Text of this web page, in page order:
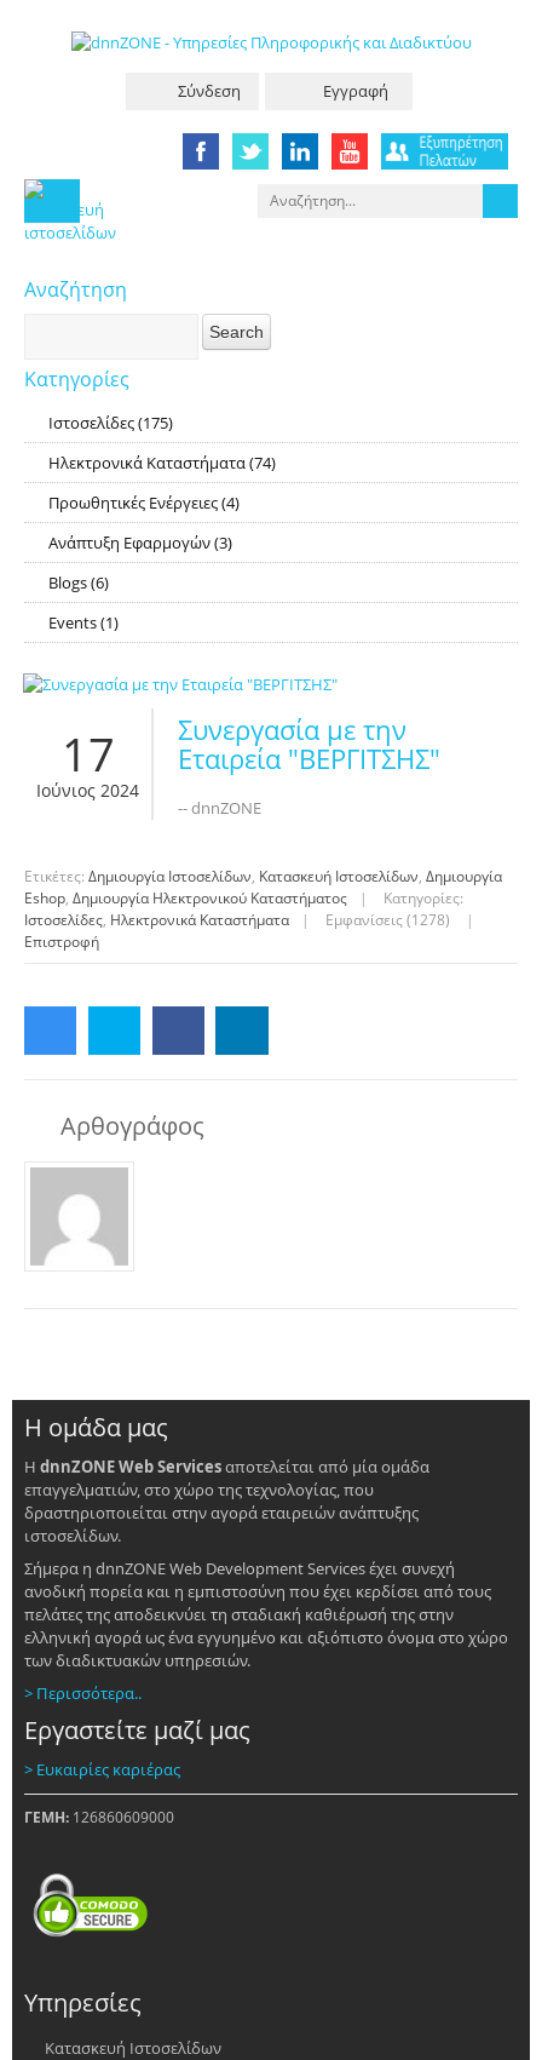
Σύνδεση Εγγραφή
Αναζήτηση
Κατηγορίες
Ιστοσελίδες(175)
Ηλεκτρονικά Καταστήματα(74)
Προωθητικές Ενέργειες(4)
Ανάπτυξη Εφαρμογών(3)
Blogs(6)
Events(1)
17
Ιούνιος 2024
Συνεργασία με την
Εταιρεία "ΒΕΡΓΙΤΣΗΣ"
-- dnnZONE
Ετικέτες: Δημιουργία Ιστοσελίδων, Κατασκευή Ιστοσελίδων, Δημιουργία
Eshop, Δημιουργία Ηλεκτρονικού Καταστήματος |
Κατηγορίες:
Ιστοσελίδες, Ηλεκτρονικά Καταστήματα | Εμφανίσεις (1278)
|
Επιστροφή
Αρθογράφος
Η ομάδα μας
Η dnnZONE Web Servicesαποτελείται από μία ομάδα
επαγγελματιών, στο χώρο της τεχνολογίας, που
δραστηριοποιείται στην αγορά εταιρειών ανάπτυξης
ιστοσελίδων.
Σήμερα η dnnZONE Web Development Services έχει συνεχή
ανοδική πορεία και η εμπιστοσύνη που έχει κερδίσει από τους
πελάτες της αποδεικνύει τη σταδιακή καθιέρωσή της στην
ελληνική αγορά ως ένα εγγυημένο και αξιόπιστο όνομα στο χώρο
των διαδικτυακών υπηρεσιών.
> Περισσότερα..
Εργαστείτε μαζί μας
> Ευκαιρίες καριέρας
ΓΕΜΗ: 126860609000
Υπηρεσίες
Κατασκευή Ιστοσελίδων